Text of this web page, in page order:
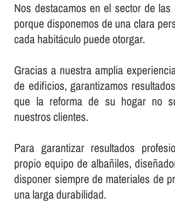
Nos destacamos en el sector de
porque disponemos de una clara
cada habitáculo puede otorgar.
Gracias a nuestra amplia
de edificios, garantizamos
que la reforma de su hogar no
nuestros clientes.
Para garantizar resultados
propio equipo de albañiles,
disponer siempre de materiales de
una larga durabilidad.